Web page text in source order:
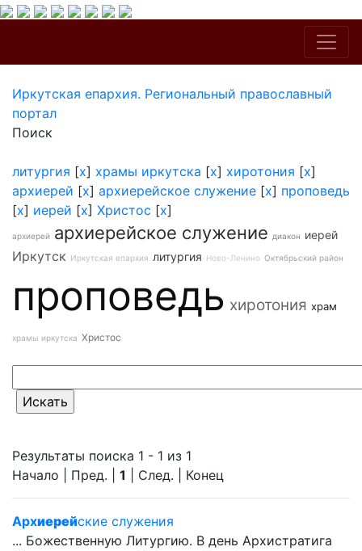
Иркутская епархия. Региональный православный
портал
Поиск
литургия [x] храмы иркутска [x] хиротония [x]
архиерей [x] архиерейское служение [x] проповедь
[x] иерей [x] Христос [x]
архиерей архиерейское служение диакон иерей
Иркутск Иркутская епархия литургия Ново-Ленино Октябрьский район
проповедь хиротония храм
храмы иркутска Христос
Результаты поиска 1 - 1 из 1
Начало | Пред. | 1 | След. | Конец
Архиерейские служения
... Божественную Литургию. В день Архистратига